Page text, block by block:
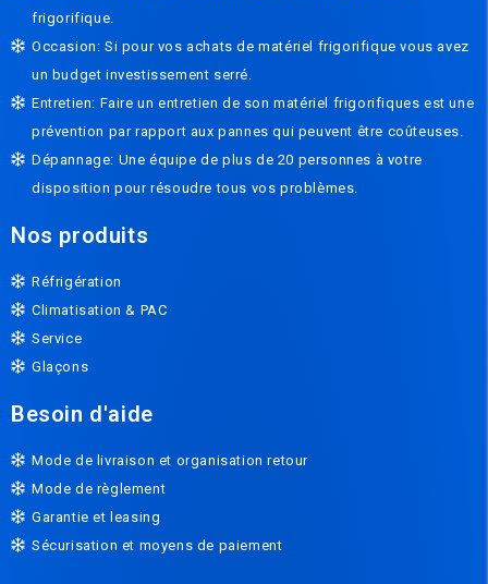
frigorifique.
Occasion: Si pour vos achats de matériel frigorifique vous avez
un budget investissement serré.
Entretien: Faire un entretien de son matériel frigorifiques est une
prévention par rapport aux pannes qui peuvent être coûteuses.
Dépannage: Une équipe de plus de 20 personnes à votre
disposition pour résoudre tous vos problèmes.
Nos produits
Réfrigération
Climatisation & PAC
Service
Glaçons
Besoin d'aide
Mode de livraison et organisation retour
Mode de règlement
Garantie et leasing
Sécurisation et moyens de paiement